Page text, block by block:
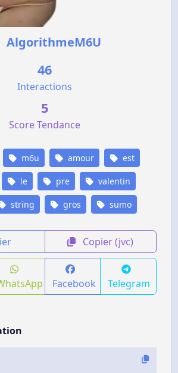
AlgorithmeM6U
46
Interactions
5
Score Tendance
m6u amour est
le pre valentin
string gros sumo
Copier (jvc)
Facebook Telegram